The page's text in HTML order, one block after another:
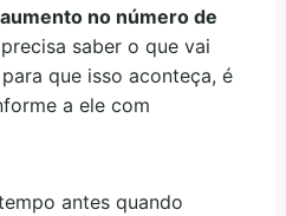
aumento no número de
saber o que vai
que isso aconteça, é
a ele com
antes quando